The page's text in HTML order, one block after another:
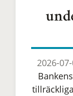
2026-